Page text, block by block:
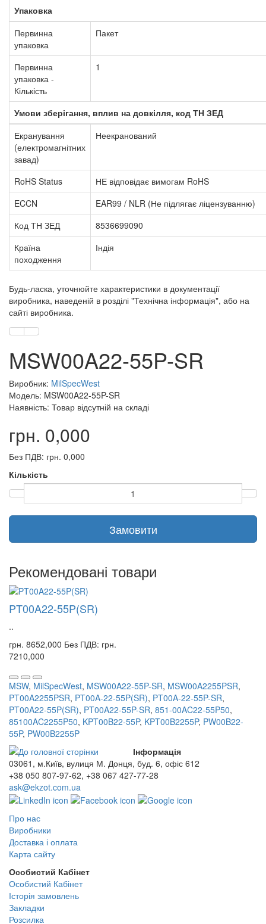
Упаковка
Первинна
упаковка
Пакет
Первинна
упаковка -
Кількість
1
Умови зберігання, вплив на довкілля, код ТН ЗЕД
Екранування
(електромагнітних
завад)
Неекранований
RoHS Status
НЕ відповідає вимогам RoHS
ECCN
EAR99 / NLR (Не підлягає ліцензуванню)
Код ТН ЗЕД
8536699090
Країна
походження
Індія
Будь-ласка, уточнюйте характеристики в документації
виробника, наведеній в розділі "Технічна інформація", або на
сайті виробника.
MSW00A22-55P-SR
Виробник: MilSpecWest
Модель: MSW00A22-55P-SR
Наявність: Товар відсутній на складі
грн. 0,000
Без ПДВ: грн. 0,000
Кількість
Замовити
Рекомендовані товари
PT00A22-55P(SR)
..
грн. 8652,000 Без ПДВ: грн.
7210,000
MSW, MilSpecWest, MSW00A22-55P-SR, MSW00A2255PSR,
PT00A2255PSR, PT00A-22-55P(SR), PT00A-22-55P-SR,
PT00A22-55P(SR), PT00A22-55P-SR, 851-00AC22-55P50,
85100AC2255P50, KPT00B22-55P, KPT00B2255P, PW00B22-
55P, PW00B2255P
03061, м.Київ, вулиця М. Донця, буд. 6, офіс 612
+38 050 807-97-62, +38 067 427-77-28
ask@ekzot.com.ua
Інформація
Про нас
Виробники
Доставка і оплата
Карта сайту
Особистий Кабінет
Особистий Кабінет
Історія замовлень
Закладки
Розсилка